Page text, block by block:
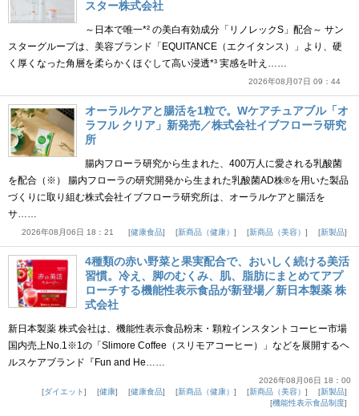
スター株式会社
～日本で唯一*² の美白有効成分「リノレックS」配合～ サン
スターグループは、美容ブランド「EQUITANCE（エクイタンス）」より、硬
く厚くなった角層を柔らかくほぐして高い浸透*³ 実感を叶え……
2026年08月07日 09：44
オーラルケアと腸活を1粒で。Wケアチュアブル「オ
ラフル クリア」新発売／株式会社イブフローラ研究
所
腸内フローラ研究から生まれた、400万人に愛される乳酸菌
を配合（※） 腸内フローラの研究開発から生まれた乳酸菌AD株®を用いた製品
づくりに取り組む株式会社イブフローラ研究所は、オーラルケアと腸活を
サ……
2026年08月06日 18：21 健康食品 新商品（健康） 新商品（美容） 新製品
4種類の赤い野菜と果実配合で、おいしく続ける美活
習慣。冷え、脚のむくみ、肌、脂肪にまとめてアプ
ローチする機能性表示食品が新登場／新日本製薬 株
式会社
新日本製薬 株式会社は、機能性表示食品粉末・顆粒インスタントコーヒー市場
国内売上No.1※1の「Slimore Coffee（スリモアコーヒー）」などを展開するヘ
ルスケアブランド『Fun and He……
2026年08月06日 18：00
ダイエット
健康 健康食品 新商品（健康） 新商品（美容）
新製品
機能性表示食品制度